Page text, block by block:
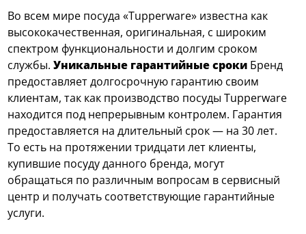
Во всем мире посуда «Tupperware» известна как
высококачественная, оригинальная, с широким
спектром функциональности и долгим сроком
службы.Уникальные гарантийные сроки Бренд
предоставляет долгосрочную гарантию своим
клиентам, так как производство посуды Tupperware
находится под непрерывным контролем. Гарантия
предоставляется на длительный срок — на 30 лет.
То есть на протяжении тридцати лет клиенты,
купившие посуду данного бренда, могут
обращаться по различным вопросам в сервисный
центр и получать соответствующие гарантийные
услуги.